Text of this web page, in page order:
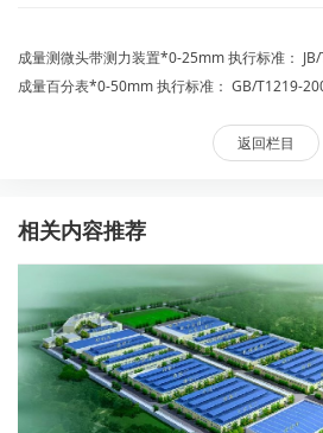
成量测微头带测力装置*0-25mm 执行标准：
成量百分表*0-50mm 执行标准： GB/T1219-
返回栏目
相关内容推荐